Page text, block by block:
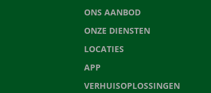
ONS AANBOD
ONZE DIENSTEN
LOCATIES
APP
VERHUISOPLOSSINGEN